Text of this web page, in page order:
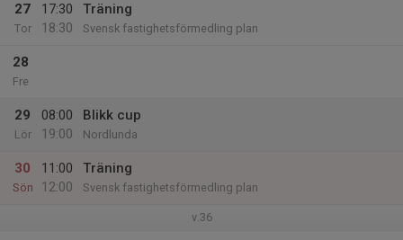
27
Tor
17:30
18:30
Träning
Svensk fastighetsförmedling plan
28
Fre
29
Lör
08:00
19:00
Blikk cup
Nordlunda
30
Sön
11:00
12:00
Träning
Svensk fastighetsförmedling plan
v.36